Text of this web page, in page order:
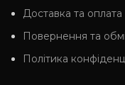
Доставка та оплата
Повернення та
Політика